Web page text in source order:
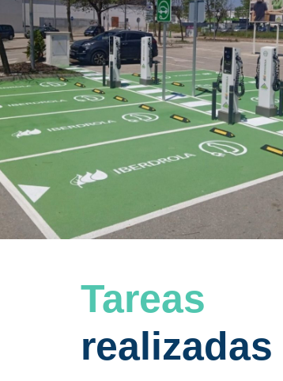
Tareas
realizadas